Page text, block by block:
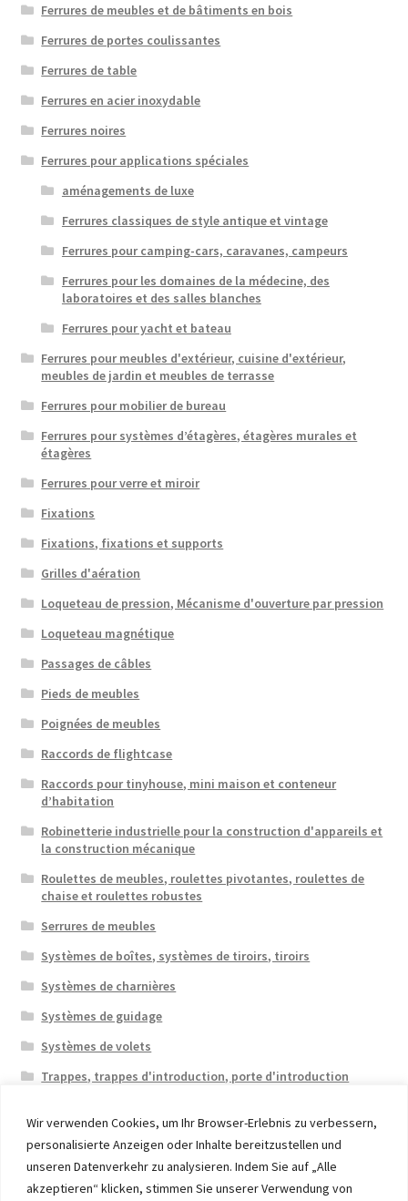
Wir verwenden Cookies, um Ihr Browser-Erlebnis zu verbessern,
personalisierte Anzeigen oder Inhalte bereitzustellen und
unseren Datenverkehr zu analysieren. Indem Sie auf „Alle
akzeptieren“ klicken, stimmen Sie unserer Verwendung von
Ferrures de meubles et de bâtiments en bois
Ferrures de portes coulissantes
Ferrures de table
Ferrures en acier inoxydable
Ferrures noires
Ferrures pour applications spéciales
aménagements de luxe
Ferrures classiques de style antique et vintage
Ferrures pour camping-cars, caravanes, campeurs
Ferrures pour les domaines de la médecine, des
laboratoires et des salles blanches
Ferrures pour yacht et bateau
Ferrures pour meubles d'extérieur, cuisine d'extérieur,
meubles de jardin et meubles de terrasse
Ferrures pour mobilier de bureau
Ferrures pour systèmes d’étagères, étagères murales et
étagères
Ferrures pour verre et miroir
Fixations
Fixations, fixations et supports
Grilles d'aération
Loqueteau de pression, Mécanisme d'ouverture par pression
Loqueteau magnétique
Passages de câbles
Pieds de meubles
Poignées de meubles
Raccords de flightcase
Raccords pour tinyhouse, mini maison et conteneur
d’habitation
Robinetterie industrielle pour la construction d'appareils et
la construction mécanique
Roulettes de meubles, roulettes pivotantes, roulettes de
chaise et roulettes robustes
Serrures de meubles
Systèmes de boîtes, systèmes de tiroirs, tiroirs
Systèmes de charnières
Systèmes de guidage
Systèmes de volets
Trappes, trappes d'introduction, porte d'introduction